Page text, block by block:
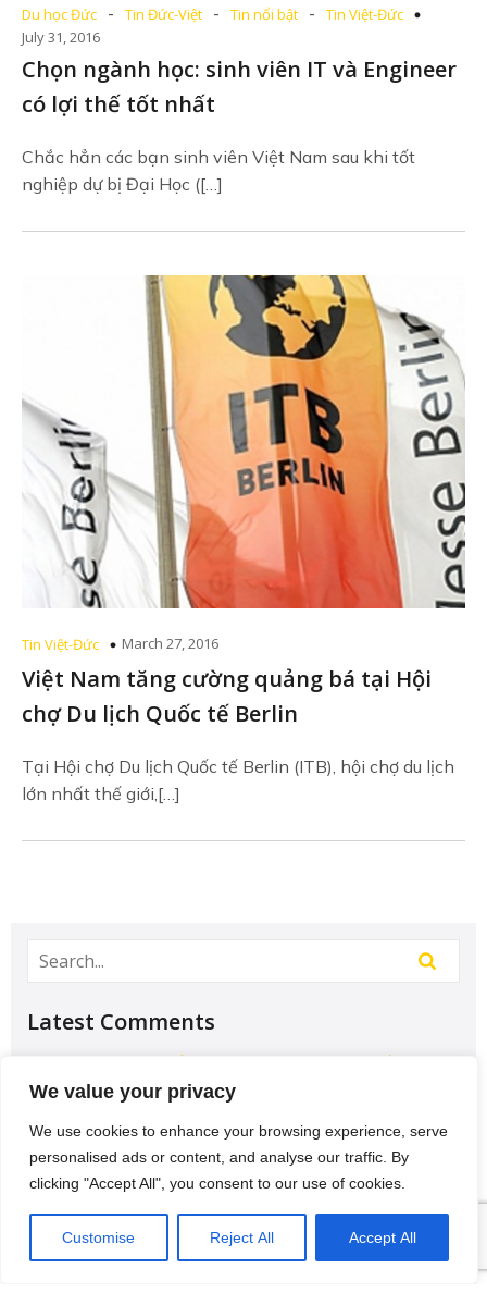
We value your privacy
We use cookies to enhance your browsing experience, serve
personalised ads or content, and analyse our traffic. By
clicking "Accept All", you consent to our use of cookies.
Customise Reject All Accept All
Du học Đức - Tin Đức-Việt - Tin nổi bật -
Tin Việt-Đức
July 31, 2016
Chọn ngành học: sinh viên IT và Engineer
có lợi thế tốt nhất
Chắc hẳn các bạn sinh viên Việt Nam sau khi tốt
nghiệp dự bị Đại Học ([…]
Tin Việt-Đức March 27, 2016
Việt Nam tăng cường quảng bá tại Hội
chợ Du lịch Quốc tế Berlin
Tại Hội chợ Du lịch Quốc tế Berlin (ITB), hội chợ du lịch
lớn nhất thế giới,[…]
Latest Comments
Học Đại học để có tương lai hơn? – Chưa chắc –
Sividuc.orgonChọn ngành học: sinh viên IT và
12/08/2016
[…] lại thì lại thiếu các kĩ năng của một người
thợ. Theo Tagesschau.de Bonus: Chọn ngành
học: sinh viên…
VI